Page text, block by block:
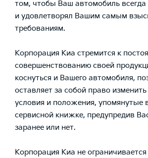
том, чтобы Ваш автомобиль
и удовлетворял Вашим самым
требованиям.
Корпорация Киа стремится к
совершенствованию своей
коснуться и Вашего автомобиля,
оставляет за собой право
условия и положения, упомянутые
сервисной книжке, предупредив
заранее или нет.
Корпорация Киа не